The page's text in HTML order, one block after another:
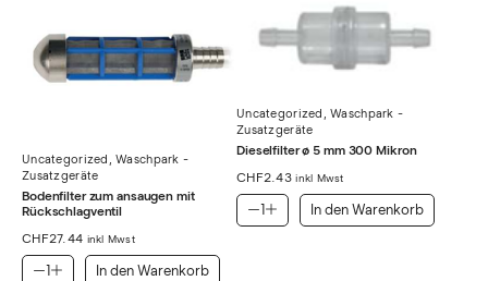
Uncategorized ,Waschpark -
Zusatzgeräte
Bodenfilter zum ansaugen mit
Rückschlagventil
CHF27.44 inkl Mwst
In den Warenkorb
Uncategorized ,Waschpark -
Zusatzgeräte
Dieselfilter ø 5 mm 300 Mikron
CHF2.43 inkl Mwst
In den Warenkorb